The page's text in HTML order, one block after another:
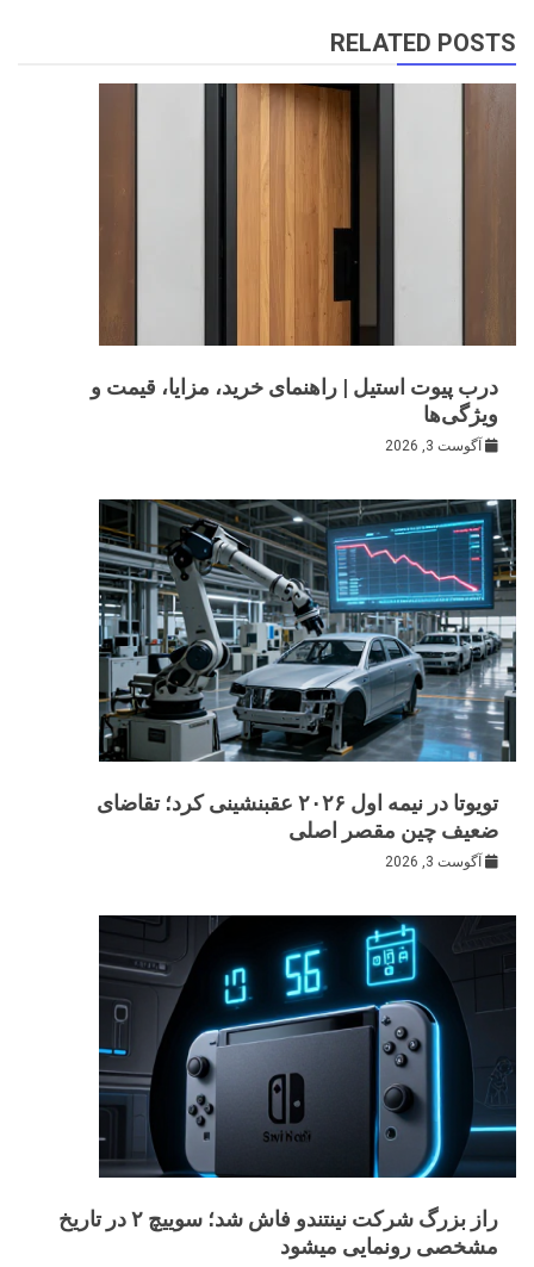
RELATED POSTS
درب پیوت استیل | راهنمای خرید، مزایا، قیمت و
ویژگی‌ها
آگوست 3, 2026
تویوتا در نیمه اول ۲۰۲۶ عقبنشینی کرد؛ تقاضای
ضعیف چین مقصر اصلی
آگوست 3, 2026
راز بزرگ شرکت نینتندو فاش شد؛ سوییچ ۲ در تاریخ
مشخصی رونمایی میشود